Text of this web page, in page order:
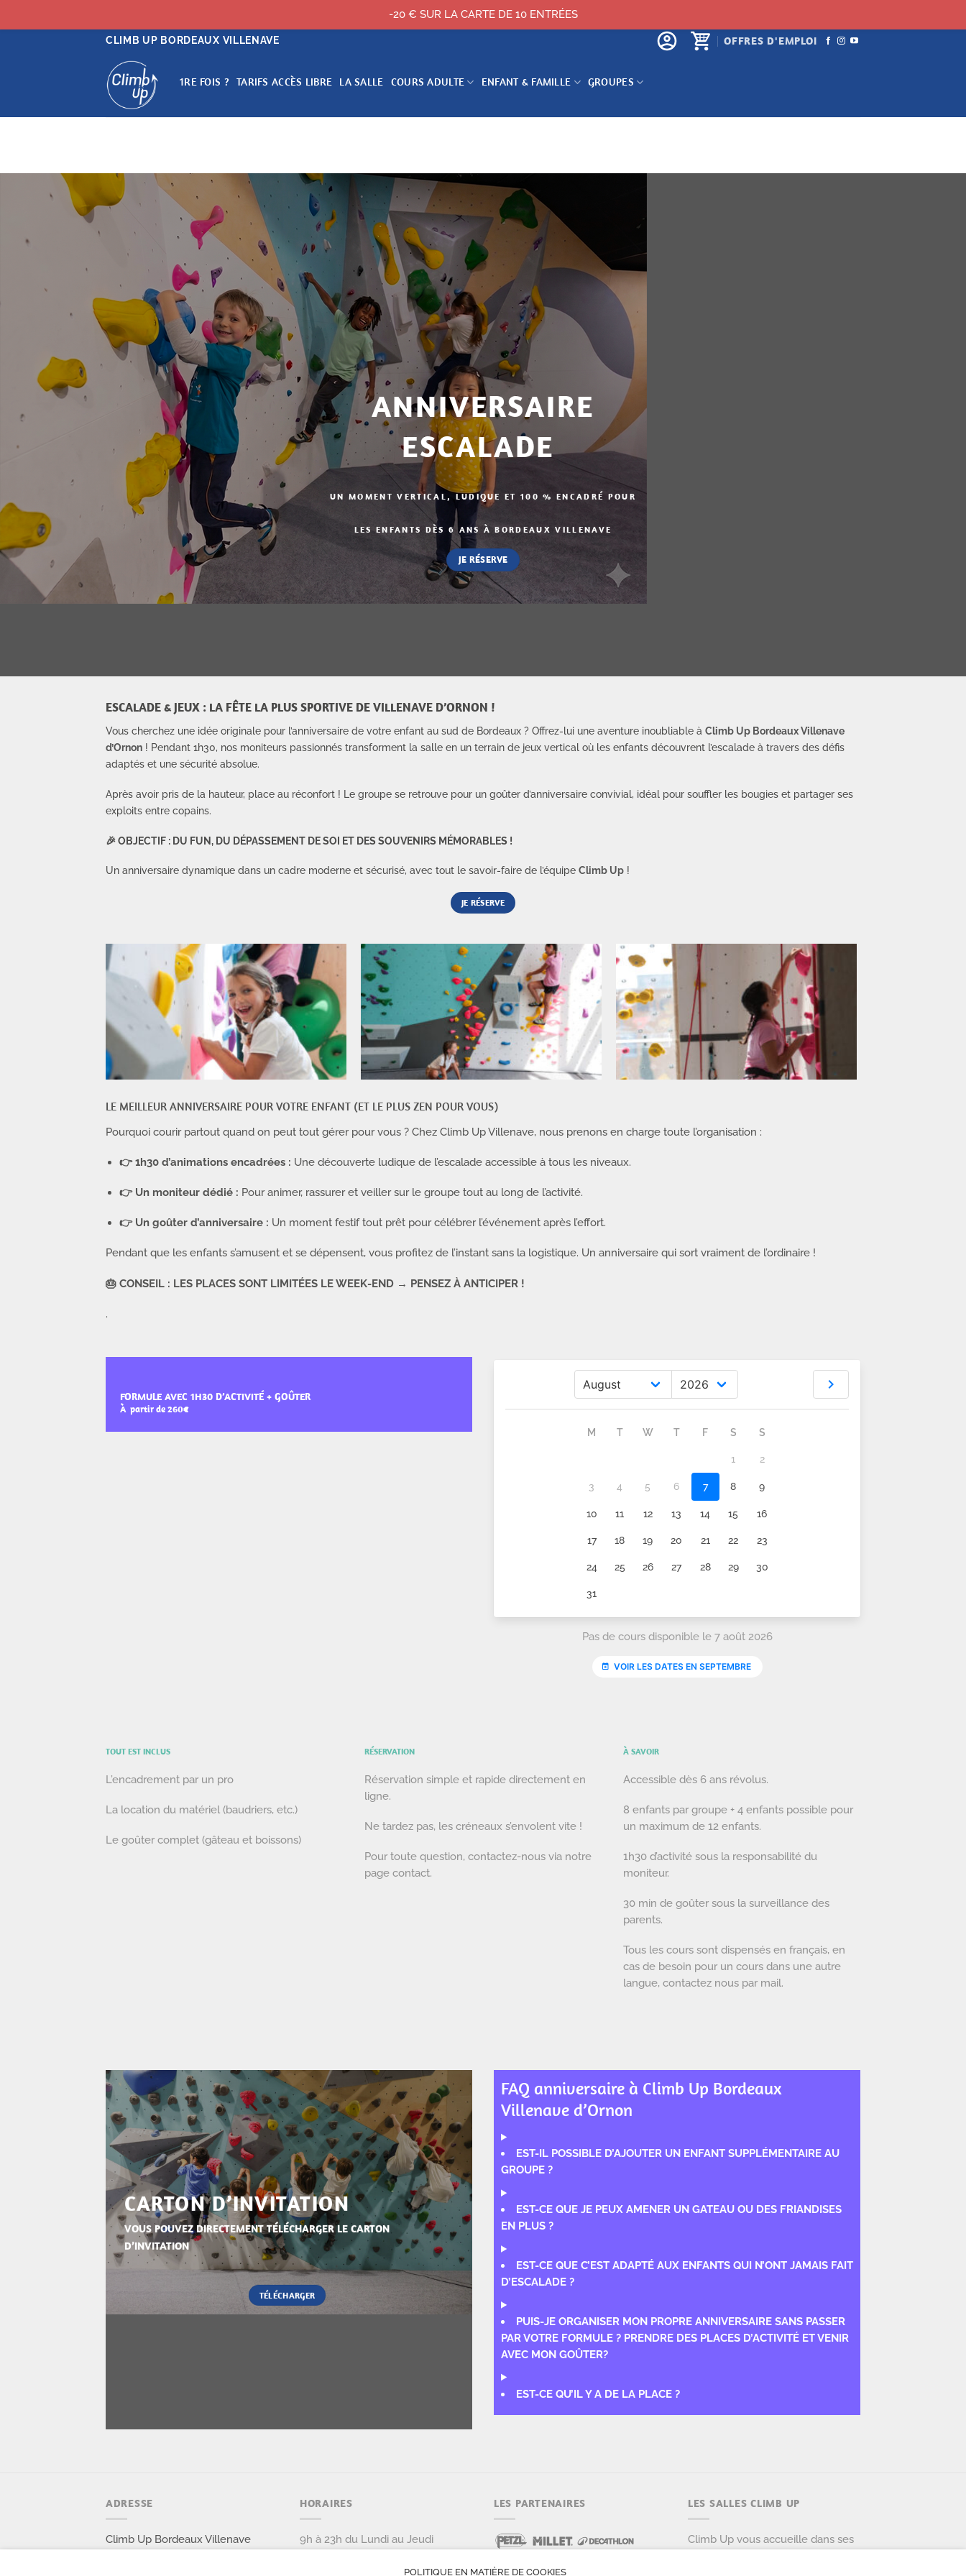
CLIMB UP BORDEAUX VILLENAVE OFFRES D'EMPLOI
1RE FOIS ? TARIFS ACCÈS LIBRE LA SALLE COURS ADULTE ENFANT & FAMILLE GROUPES
ANNIVERSAIRE
ESCALADE
UN MOMENT VERTICAL, LUDIQUE ET 100 % ENCADRÉ POUR
LES ENFANTS DÈS 6 ANS À BORDEAUX VILLENAVE
JE RÉSERVE
ESCALADE & JEUX : LA FÊTE LA PLUS SPORTIVE DE VILLENAVE D’ORNON !
Vous cherchez une idée originale pour l’anniversaire de votre enfant au sud de Bordeaux ? Offrez-lui une aventure inoubliable à Climb Up Bordeaux Villenave
d’Ornon ! Pendant 1h30, nos moniteurs passionnés transforment la salle en un terrain de jeux vertical où les enfants découvrent l’escalade à travers des défis
adaptés et une sécurité absolue.
Après avoir pris de la hauteur, place au réconfort ! Le groupe se retrouve pour un goûter d’anniversaire convivial, idéal pour souffler les bougies et partager ses
exploits entre copains.
🎉 OBJECTIF : DU FUN, DU DÉPASSEMENT DE SOI ET DES SOUVENIRS MÉMORABLES !
Un anniversaire dynamique dans un cadre moderne et sécurisé, avec tout le savoir-faire de l’équipe Climb Up !
JE RÉSERVE
LE MEILLEUR ANNIVERSAIRE POUR VOTRE ENFANT (ET LE PLUS ZEN POUR VOUS)
Pourquoi courir partout quand on peut tout gérer pour vous ? Chez Climb Up Villenave, nous prenons en charge toute l’organisation :
👉 1h30 d’animations encadrées : Une découverte ludique de l’escalade accessible à tous les niveaux.
👉 Un moniteur dédié : Pour animer, rassurer et veiller sur le groupe tout au long de l’activité.
👉 Un goûter d’anniversaire : Un moment festif tout prêt pour célébrer l’événement après l’effort.
Pendant que les enfants s’amusent et se dépensent, vous profitez de l’instant sans la logistique. Un anniversaire qui sort vraiment de l’ordinaire !
🎂 CONSEIL : LES PLACES SONT LIMITÉES LE WEEK-END → PENSEZ À ANTICIPER !
.
FORMULE AVEC 1H30 D’ACTIVITÉ + GOÛTER
À partir de 260€
TOUT EST INCLUS
L’encadrement par un pro
La location du matériel (baudriers, etc.)
Le goûter complet (gâteau et boissons)
RÉSERVATION
Réservation simple et rapide directement en
ligne.
Ne tardez pas, les créneaux s’envolent vite !
Pour toute question, contactez-nous via notre
page contact.
À SAVOIR
Accessible dès 6 ans révolus.
8 enfants par groupe + 4 enfants possible pour
un maximum de 12 enfants.
1h30 d’activité sous la responsabilité du
moniteur.
30 min de goûter sous la surveillance des
parents.
Tous les cours sont dispensés en français, en
cas de besoin pour un cours dans une autre
langue, contactez nous par mail.
CARTON D’INVITATION
VOUS POUVEZ DIRECTEMENT TÉLÉCHARGER LE CARTON
D’INVITATION
TÉLÉCHARGER
FAQ anniversaire à Climb Up Bordeaux
Villenave d’Ornon
EST-IL POSSIBLE D’AJOUTER UN ENFANT SUPPLÉMENTAIRE AU
GROUPE ?
EST-CE QUE JE PEUX AMENER UN GATEAU OU DES FRIANDISES
EN PLUS ?
EST-CE QUE C’EST ADAPTÉ AUX ENFANTS QUI N’ONT JAMAIS FAIT
D’ESCALADE ?
PUIS-JE ORGANISER MON PROPRE ANNIVERSAIRE SANS PASSER
PAR VOTRE FORMULE ? PRENDRE DES PLACES D’ACTIVITÉ ET VENIR
AVEC MON GOÛTER?
EST-CE QU’IL Y A DE LA PLACE ?
ADRESSE
Climb Up Bordeaux Villenave
HORAIRES
9h à 23h du Lundi au Jeudi
9h à 21h le Samedi et Dimanche
LES PARTENAIRES LES SALLES CLIMB UP
Climb Up vous accueille dans ses
-20 € SUR LA CARTE DE 10 ENTRÉES
POLITIQUE EN MATIÈRE DE COOKIES